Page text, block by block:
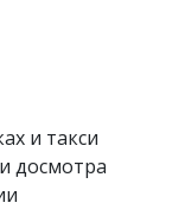
и такси
досмотра